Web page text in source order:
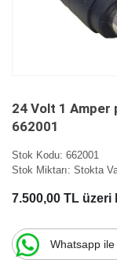
24 Volt 1 Amper
662001
Stok Kodu: 662001
Stok Miktarı: Stokta
7.500,00 TL
Whatsapp